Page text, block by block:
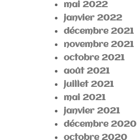
mai 2022
janvier 2022
décembre 2021
novembre 2021
octobre 2021
août 2021
juillet 2021
mai 2021
janvier 2021
décembre 2020
octobre 2020